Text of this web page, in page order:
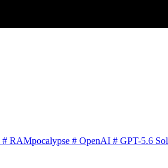
# RAMpocalypse # OpenAI # GPT-5.6 Sol